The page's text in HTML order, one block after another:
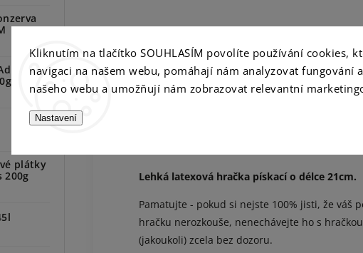
Kliknutím na tlačítko SOUHLASÍM povolíte používání cookies,
navigaci na našem webu, pomáhají nám analyzovat fungování
našeho webu a umožňují nám zobrazovat relevantní
Nastavení
plátky
200g
Popis Hodnocení
Lehká latexová hračka pískací o délce 21cm.
Pamatujte - pokud si nejste 100% jisti, že váš
hračku nerozkouše, nenechávejte ho s hračkou
(jakoukoli) zcela bez dozoru.